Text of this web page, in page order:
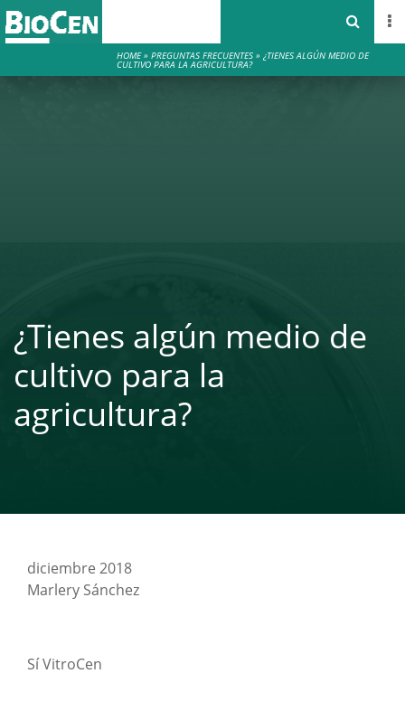
HOME» PREGUNTAS FRECUENTES » ¿TIENES ALGÚN MEDIO DE
CULTIVO PARA LA AGRICULTURA?
¿Tienes algún medio de
cultivo para la
agricultura?
diciembre 2018
Marlery Sánchez
Sí VitroCen